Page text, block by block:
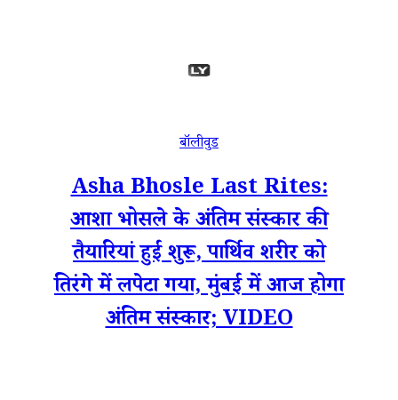
बॉलीवुड
Asha Bhosle Last Rites:
आशा भोसले के अंतिम संस्कार की
तैयारियां हुईं शुरू, पार्थिव शरीर को
तिरंगे में लपेटा गया, मुंबई में आज होगा
अंतिम संस्कार; VIDEO